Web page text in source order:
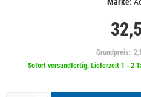
Grundpreis::
Sofort versandfertig, Lieferzeit 1 - 2